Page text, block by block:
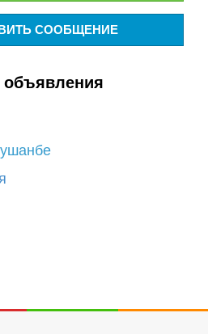
СООБЩЕНИЕ
объявления